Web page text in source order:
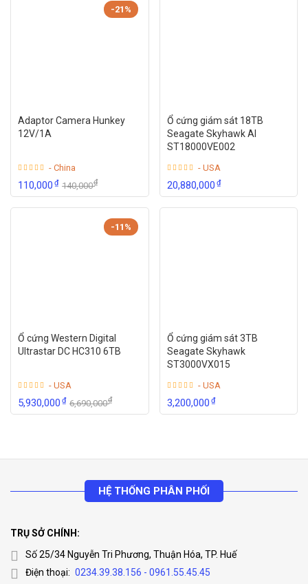
-21%
Adaptor Camera Hunkey
12V/1A
- China
110,000₫ 140,000₫
Ổ cứng giám sát 18TB
Seagate Skyhawk AI
ST18000VE002
- USA
20,880,000₫
-11%
Ổ cứng Western Digital
Ultrastar DC HC310 6TB
- USA
5,930,000₫ 6,690,000₫
Ổ cứng giám sát 3TB
Seagate Skyhawk
ST3000VX015
- USA
3,200,000₫
HỆ THỐNG PHÂN PHỐI
TRỤ SỞ CHÍNH:
Số 25/34 Nguyễn Tri Phương, Thuận Hóa, TP. Huế
Điện thoại: 0234.39.38.156 - 0961.55.45.45